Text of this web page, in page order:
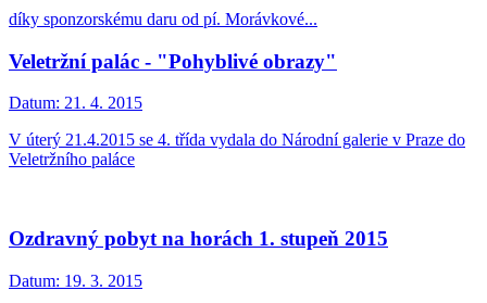
díky sponzorskému daru od pí. Morávkové...
Veletržní palác - "Pohyblivé obrazy"
Datum: 21. 4. 2015
V úterý 21.4.2015 se 4. třída vydala do Národní galerie v Praze do
Veletržního paláce
Ozdravný pobyt na horách 1. stupeň 2015
Datum: 19. 3. 2015